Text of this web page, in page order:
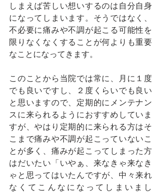
しまえば苦しい想いするのは自分自身
になってしまいます。そうではなく、
不必要に痛みや不調が起こる可能性を
限りなくなくすることが何よりも重要
なことになってきます。
このことから当院では常に、月に１度
でも良いですし、２度くらいでも良い
と思いますので、定期的にメンテナン
スに来られるようにおすすめしていま
すが、やはり定期的に来られる方はそ
こまで痛みや不調が起こっていないこ
とが多く、痛みが起こってしまった方
はだいたい「いやぁ、来なきゃ来なき
ゃと思ってはいたんですが、中々来れ
なくてこんなになってしまいまし